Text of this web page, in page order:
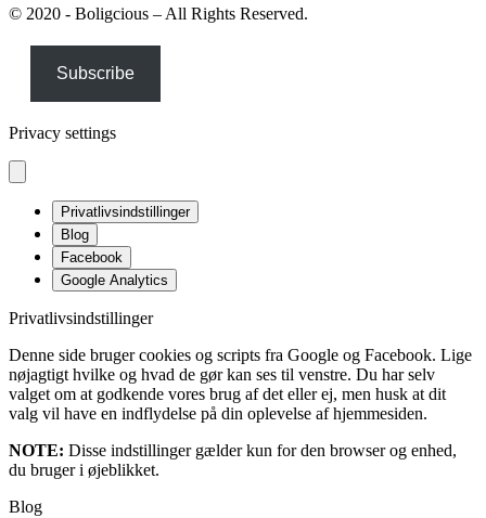
© 2020 - Boligcious – All Rights Reserved.
Subscribe
Privacy settings
Privatlivsindstillinger
Blog
Facebook
Google Analytics
Privatlivsindstillinger
Denne side bruger cookies og scripts fra Google og Facebook. Lige
nøjagtigt hvilke og hvad de gør kan ses til venstre. Du har selv
valget om at godkende vores brug af det eller ej, men husk at dit
valg vil have en indflydelse på din oplevelse af hjemmesiden.
NOTE: Disse indstillinger gælder kun for den browser og enhed,
du bruger i øjeblikket.
Blog